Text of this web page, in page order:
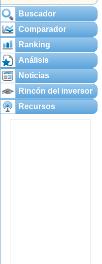
Buscador
Comparador
Ranking
Análisis
Noticias
Rincón del inversor
Recursos